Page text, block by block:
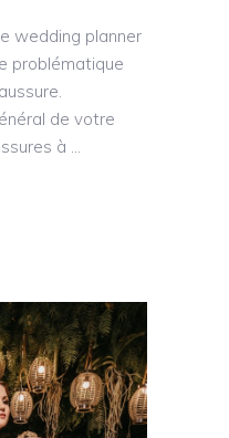
wedding planner
problématique
de votre
à